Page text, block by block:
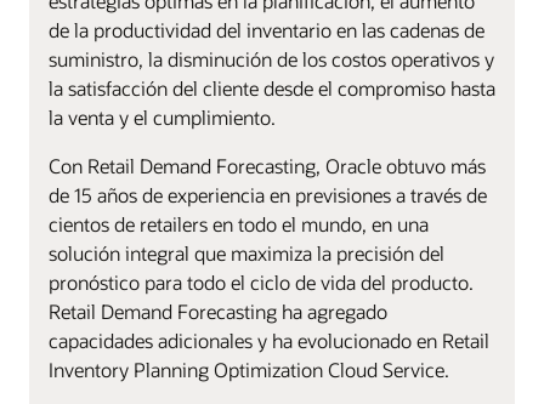
de la productividad del inventario en las cadenas de
suministro, la disminución de los costos operativos y
la satisfacción del cliente desde el compromiso hasta
la venta y el cumplimiento.
Con Retail Demand Forecasting, Oracle obtuvo más
de 15 años de experiencia en previsiones a través de
cientos de retailers en todo el mundo, en una
solución integral que maximiza la precisión del
pronóstico para todo el ciclo de vida del producto.
Retail Demand Forecasting ha agregado
capacidades adicionales y ha evolucionado en Retail
Inventory Planning Optimization Cloud Service.